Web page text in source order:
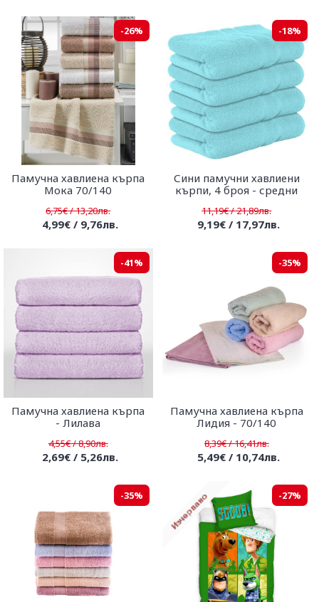
-26%
Памучна хавлиена кърпа
Мока 70/140
6,75€ / 13,20лв.
4,99€ / 9,76лв.
-18%
Сини памучни хавлиени
кърпи, 4 броя - средни
11,19€ / 21,89лв.
9,19€ / 17,97лв.
-41%
Памучна хавлиена кърпа
- Лилава
4,55€ / 8,90лв.
2,69€ / 5,26лв.
-35%
Памучна хавлиена кърпа
Лидия - 70/140
8,39€ / 16,41лв.
5,49€ / 10,74лв.
-35% -27%